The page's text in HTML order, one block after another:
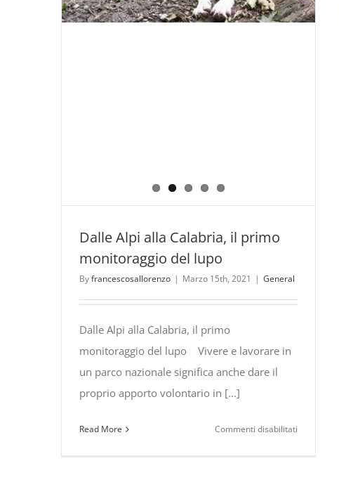
Dalle Alpi alla Calabria, il primo
monitoraggio del lupo
Byfrancescosallorenzo | Marzo 15th, 2021 | General
Dalle Alpi alla Calabria, il primo
monitoraggio del lupo Vivere e lavorare in
un parco nazionale significa anche dare il
proprio apporto volontario in [...]
Read More Commenti disabilitati